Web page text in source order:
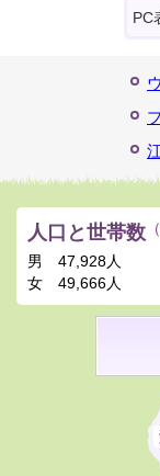
PC
人口と世帯数
男
47,928人
女
49,666人